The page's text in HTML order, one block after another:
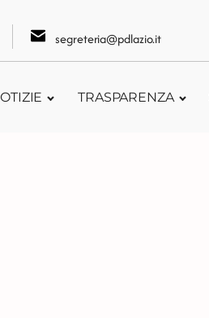
segreteria@pdlazio.it
TRASPARENZA